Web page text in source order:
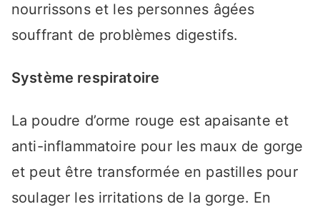
nourrissons et les personnes âgées
souffrant de problèmes digestifs.
Système respiratoire
La poudre d’orme rouge est apaisante et
anti-inflammatoire pour les maux de gorge
et peut être transformée en pastilles pour
soulager les irritations de la gorge. En